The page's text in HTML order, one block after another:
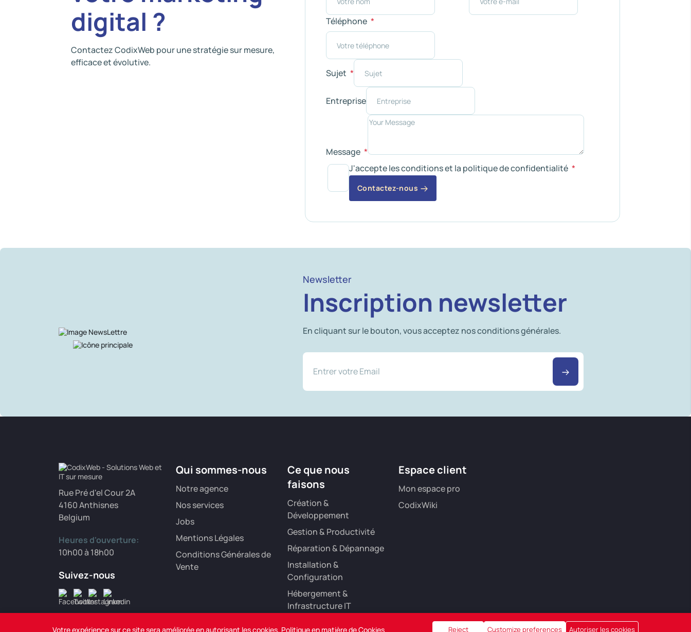
digital ?
Contactez CodixWeb pour une stratégie sur mesure,
efficace et évolutive.
Téléphone
Sujet
Entreprise
Message
J'accepte les conditions et la politique de confidentialité
Contactez-nous
Newsletter
Inscription newsletter
En cliquant sur le bouton, vous acceptez nos conditions générales.
Rue Pré d'el Cour 2A
4160 Anthisnes
Belgium
Heures d'ouverture:
10h00 à 18h00
Suivez-nous
Qui sommes-nous
Notre agence
Nos services
Jobs
Mentions Légales
Conditions Générales de
Vente
Ce que nous
faisons
Création &
Développement
Gestion & Productivité
Réparation & Dépannage
Installation &
Configuration
Hébergement &
Infrastructure IT
Espace client
Mon espace pro
CodixWiki
Votre expérience sur ce site sera améliorée en autorisant les cookies. Politique en matière de Cookies Reject Customize preferences Autoriser les cookies